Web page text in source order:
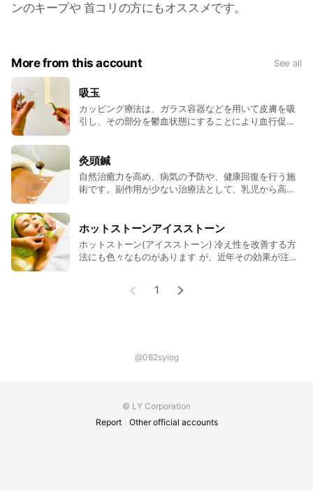
ンのキープや 首コリの方にもオススメです。
More from this account See all
吸玉
カッピング療法は、ガラス容器などを用いて皮膚を吸
引し、その部分を鬱血状態にすることにより血行促進
てた後にカップに吸引装置を取り付けて、カップ内に
陰圧を発生させる事が出来ます。
灸頭鍼
自然治癒力を高め、病気の予防や、健康回復を行う施
術です。副作用が少ない治療法として、乳児から高齢
す。 鍼のトップで艾を燃やし 輻射熱を利用して 深部
に温熱交換を期待出来ます。状況により 熱量を変えら
れます。
ホットストーンアイスストーン
ホットストーン(アイスストーン) 冷え性を改善する方
法にも色々なものがあります が、近年その効果が注目
た熱を利用して、身体の冷えを改善したり不調に働 き
眠症や肩こりなどの体調不良に悩む人は、年間 を通し
効果が期待できるでしょう。 ホット・アイス共に血管
拡張作用を利用しています。
1
@082syiog
© LY Corporation
Report
Other official accounts